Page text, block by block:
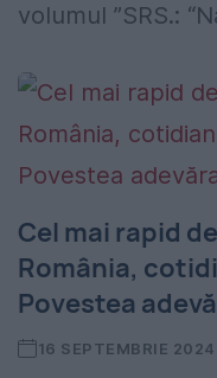
volumul ”SRS.:
Cel mai rapid
România,
Povestea
16 SEPTEMBRIE 2024